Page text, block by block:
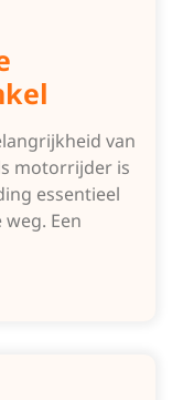
van
motorrijder is
essentieel
Een